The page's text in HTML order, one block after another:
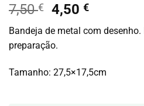
7,50€
O
preço
original
era:
7,50 €.
4,50€O
preço
atual
4,50 €.
Bandeja de metal com
preparação.
Tamanho: 27,5×17,5cm